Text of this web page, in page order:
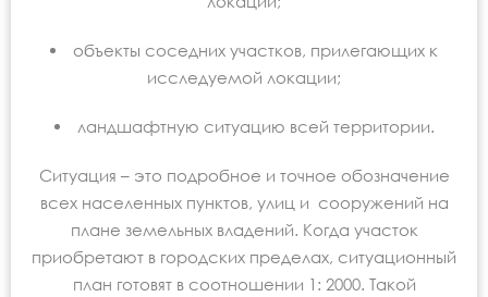
объекты соседних участков, прилегающих к
исследуемой локации;
ландшафтную ситуацию всей территории.
Ситуация – это подробное и точное обозначение
всех населенных пунктов, улиц и сооружений на
плане земельных владений. Когда участок
приобретают в городских пределах, ситуационный
план готовят в соотношении 1: 2000. Такой